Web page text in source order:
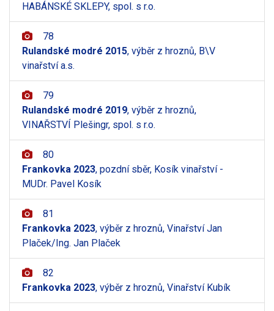
HABÁNSKÉ SKLEPY, spol. s r.o.
78
Rulandské modré 2015, výběr z hroznů, B\V
vinařství a.s.
79
Rulandské modré 2019, výběr z hroznů,
VINAŘSTVÍ Plešingr, spol. s r.o.
80
Frankovka 2023, pozdní sběr, Kosík vinařství -
MUDr. Pavel Kosík
81
Frankovka 2023, výběr z hroznů, Vinařství Jan
Plaček/Ing. Jan Plaček
82
Frankovka 2023, výběr z hroznů, Vinařství Kubík